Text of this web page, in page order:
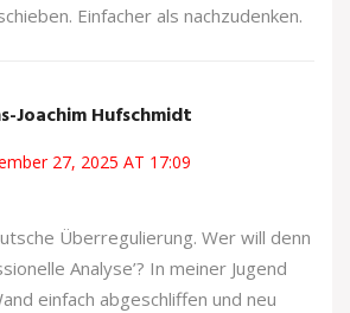
Einfacher als nachzudenken.
Joachim Hufschmidt
27, 2025 AT 17:09
Überregulierung. Wer will denn
Analyse’? In meiner Jugend
einfach abgeschliffen und neu